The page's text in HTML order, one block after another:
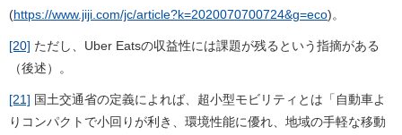
(https://www.jiji.com/jc/article?k=2020070700724&g=eco)。
[20] ただし、Uber Eatsの収益性には課題が残るという指摘がある
（後述）。
[21] 国土交通省の定義によれば、超小型モビリティとは「自動車よ
りコンパクトで小回りが利き、環境性能に優れ、地域の手軽な移動